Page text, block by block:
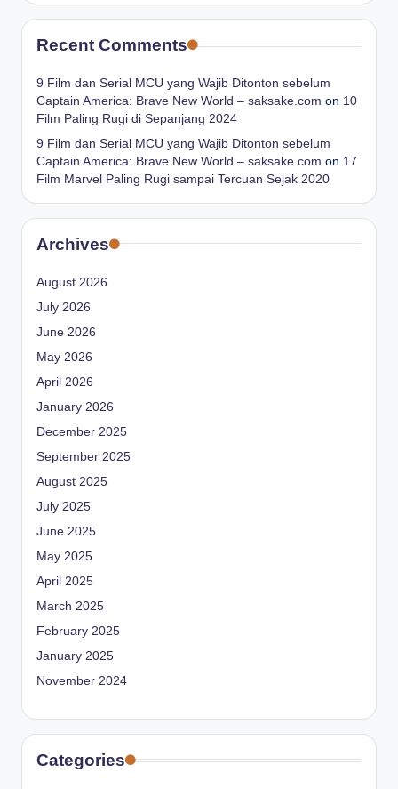
Recent Comments
9 Film dan Serial MCU yang Wajib Ditonton sebelum
Captain America: Brave New World – saksake.com on 10
Film Paling Rugi di Sepanjang 2024
9 Film dan Serial MCU yang Wajib Ditonton sebelum
Captain America: Brave New World – saksake.com on 17
Film Marvel Paling Rugi sampai Tercuan Sejak 2020
Archives
August 2026
July 2026
June 2026
May 2026
April 2026
January 2026
December 2025
September 2025
August 2025
July 2025
June 2025
May 2025
April 2025
March 2025
February 2025
January 2025
November 2024
Categories